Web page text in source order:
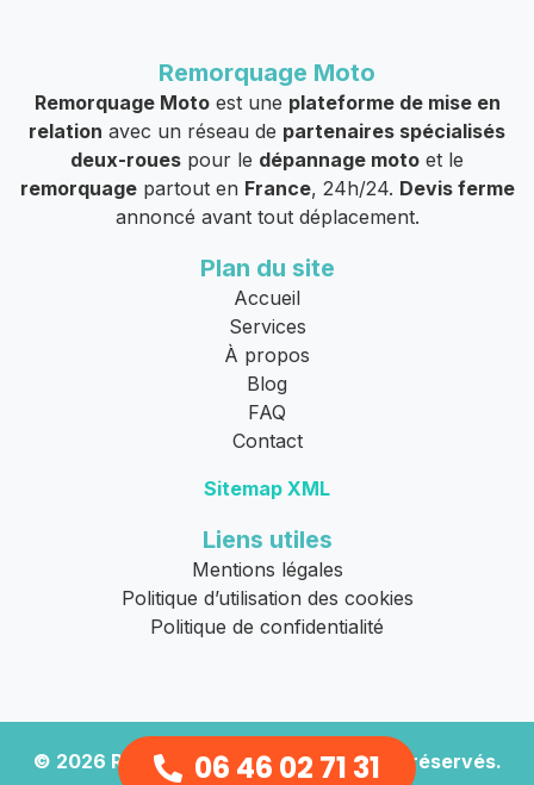
Remorquage Moto
Remorquage Motoest une plateforme de mise en
relation avec un réseau de partenaires spécialisés
deux-roues pour le dépannage moto et le
remorquagepartout en France, 24h/24. Devis ferme
annoncé avant tout déplacement.
Plan du site
Accueil
Services
À propos
Blog
FAQ
Contact
Sitemap XML
Liens utiles
Mentions légales
Politique d’utilisation des cookies
Politique de confidentialité
© 2026 Remorquage Moto. Tous droits réservés.
06 46 02 71 31